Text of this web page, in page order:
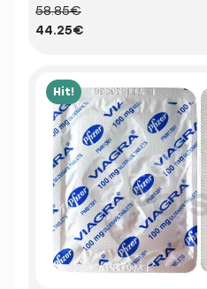
58.85€
44.25€
Hit!